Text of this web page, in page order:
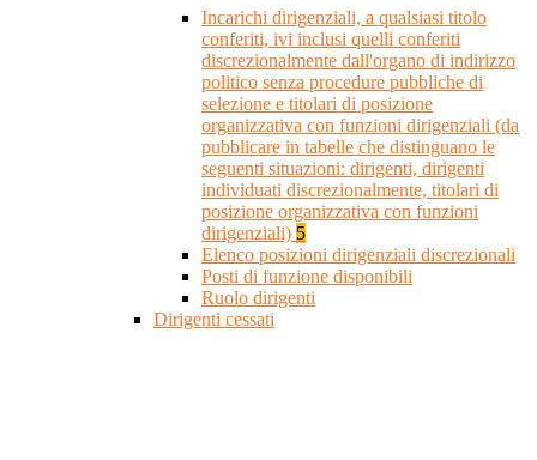
Incarichi dirigenziali, a qualsiasi titolo
conferiti, ivi inclusi quelli conferiti
discrezionalmente dall'organo di indirizzo
politico senza procedure pubbliche di
selezione e titolari di posizione
organizzativa con funzioni dirigenziali (da
pubblicare in tabelle che distinguano le
seguenti situazioni: dirigenti, dirigenti
individuati discrezionalmente, titolari di
posizione organizzativa con funzioni
dirigenziali) 5
Elenco posizioni dirigenziali discrezionali
Posti di funzione disponibili
Ruolo dirigenti
Dirigenti cessati